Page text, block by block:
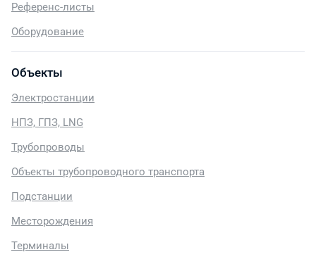
Референс-листы
Оборудование
Объекты
Электростанции
НПЗ, ГПЗ, LNG
Трубопроводы
Объекты трубопроводного транспорта
Подстанции
Месторождения
Терминалы